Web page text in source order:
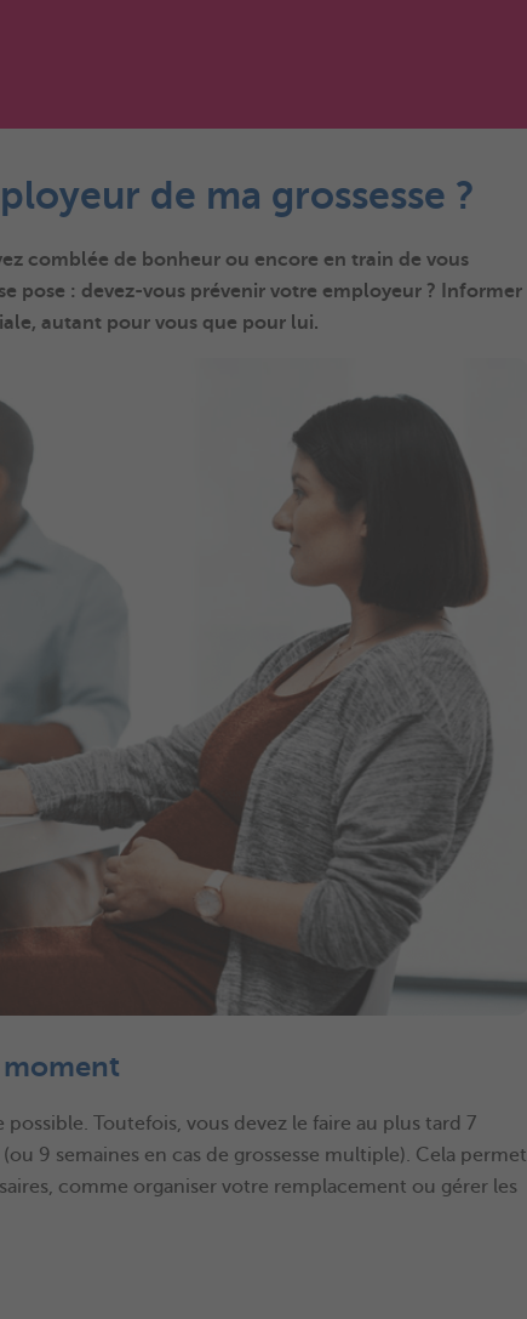
de ma grossesse ?
comblée de bonheur ou encore en train de vous
pose : devez-vous prévenir votre employeur ? Informer
autant pour vous que pour lui.
Toutefois, vous devez le faire au plus tard 7
9 semaines en cas de grossesse multiple). Cela permet
comme organiser votre remplacement ou gérer les